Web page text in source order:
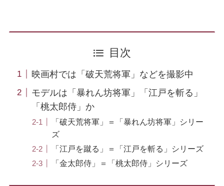
目次
映画村では「破天荒将軍」などを撮影中
モデルは「暴れん坊将軍」「江戸を斬る」
「桃太郎侍」か
「破天荒将軍」＝「暴れん坊将軍」シリー
ズ
「江戸を蹴る」＝「江戸を斬る」シリーズ
「金太郎侍」＝「桃太郎侍」シリーズ